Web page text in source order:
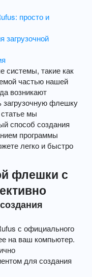
просто и
загрузочной
системы, такие как
частью нашей
возникают
загрузочную флешку
мы
способ создания
программы
легко и быстро
флешки с
с официального
на ваш компьютер.
для создания